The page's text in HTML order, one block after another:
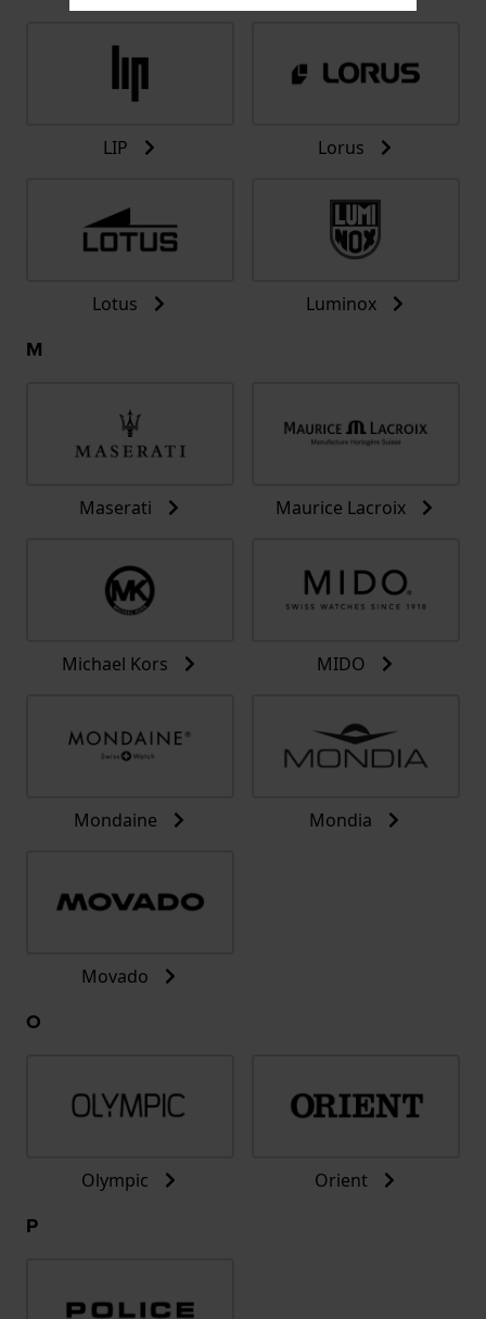
LIP Lorus
Lotus Luminox
M
Maserati Maurice Lacroix
Michael Kors MIDO
Mondaine Mondia
Movado
O
Olympic Orient
P